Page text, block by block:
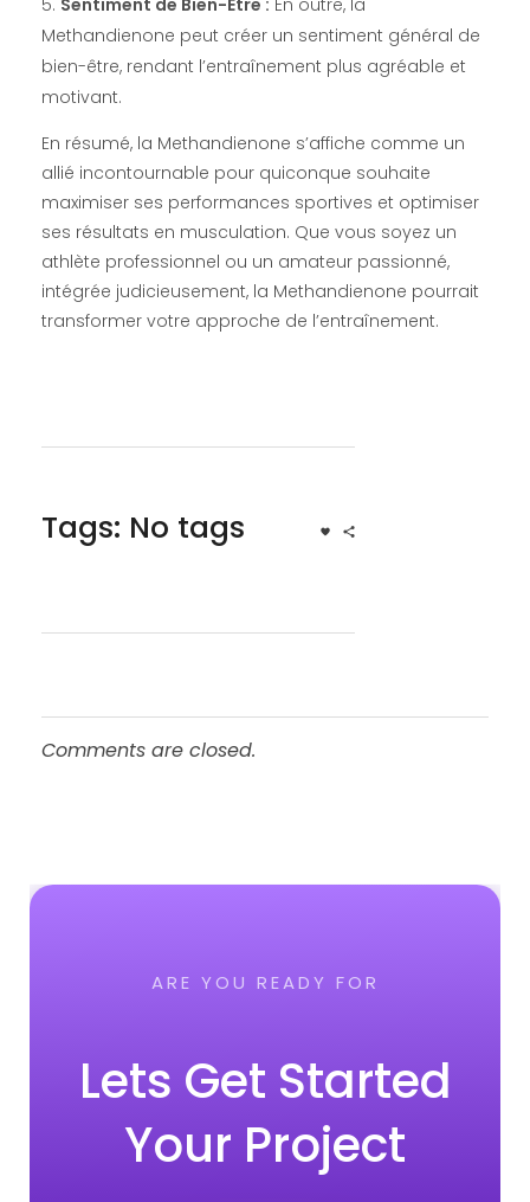
Methandienone peut créer un sentiment général de
bien-être, rendant l’entraînement plus agréable et
motivant.
En résumé, la Methandienone s’affiche comme un
allié incontournable pour quiconque souhaite
maximiser ses performances sportives et optimiser
ses résultats en musculation. Que vous soyez un
athlète professionnel ou un amateur passionné,
intégrée judicieusement, la Methandienone pourrait
transformer votre approche de l’entraînement.
Tags: No tags
Comments are closed.
ARE YOU READY FOR
Lets Get Started
Your Project